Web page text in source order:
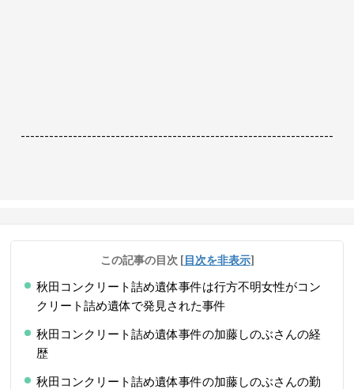
------------------------------------------------------------------
この記事の目次 [目次を非表示]
秋田コンクリート詰め遺体事件は行方不明女性がコン
クリート詰め遺体で発見された事件
秋田コンクリート詰め遺体事件の加藤しのぶさんの経
歴
秋田コンクリート詰め遺体事件の加藤しのぶさんの勤